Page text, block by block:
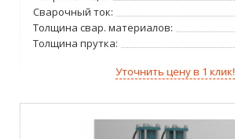
Сварочный ток:
Толщина свар. материалов:
Толщина прутка:
Уточнить цену в 1 клик!